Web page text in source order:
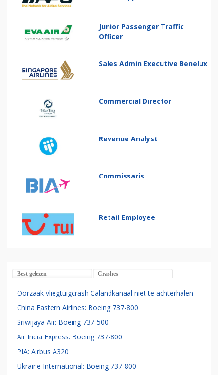
Junior Passenger Traffic
Officer
Sales Admin Executive Benelux
Commercial Director
Revenue Analyst
Commissaris
Retail Employee
Best gelezen Crashes
Oorzaak vliegtuigcrash Calandkanaal niet te achterhalen
China Eastern Airlines: Boeing 737-800
Sriwijaya Air: Boeing 737-500
Air India Express: Boeing 737-800
PIA: Airbus A320
Ukraine International: Boeing 737-800